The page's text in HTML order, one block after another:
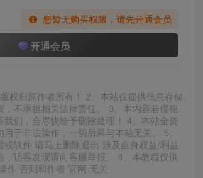
您暂无购买权限，请先开通会员
开通会员
权归原作者所有！ 2、本站仅提供信息存储
不承担相关法律责任。 3、本内容若侵犯
我们，会尽快给予删除处理！ 4、本站全资
于非法操作，一切后果与本站无关。 5、
或软件 请马上删除退出 涉及自身权益/利益
访客发现请向客服举报。 6、本教程仅供
作 否则和作者 官网 无关